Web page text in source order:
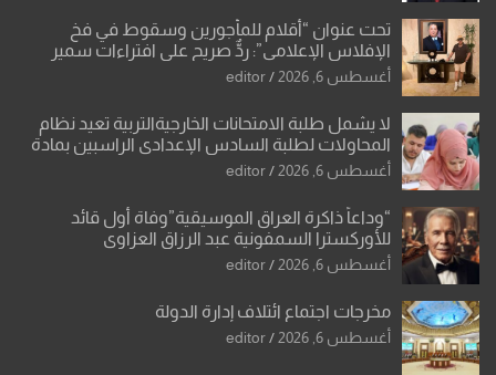
تحت عنوان “أقلام للمأجورين وسقوط في فخ
الإفلاس الإعلامي”: ردٌّ صريح على افتراءات سمير
الشكرجي
أغسطس 6, 2026 editor
لا يشمل طلبة الامتحانات الخارجيةالتربية تعيد نظام
المحاولات لطلبة السادس الإعدادي الراسبين بمادة
أو مادتين
أغسطس 6, 2026 editor
“وداعاً ذاكرة العراق الموسيقية”وفاة أول قائد
للأوركسترا السمفونية عبد الرزاق العزاوي
أغسطس 6, 2026 editor
مخرجات اجتماع ائتلاف إدارة الدولة
أغسطس 6, 2026 editor